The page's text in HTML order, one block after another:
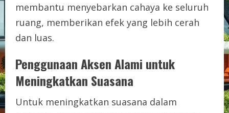
membantu menyebarkan cahaya ke seluruh
ruang, memberikan efek yang lebih cerah
dan luas.
Penggunaan Aksen Alami untuk
Meningkatkan Suasana
Untuk meningkatkan suasana dalam